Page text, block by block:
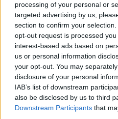
processing of your personal or
targeted advertising by us,
section to confirm your
opt-out request is processed
interest-based ads based on
us or personal information
your opt-out. You may
disclosure of your personal
IAB’s list of downstream
also be disclosed by us to third
Downstream Participants that
Hogy valódi-e a levél? Igen,
meg a magyar honvédség csádi
felhatalmazást 2023-ban. Most
TOVÁBB OLVASOM
beavatkozás ,